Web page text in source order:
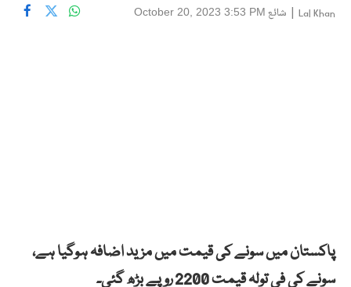
Lal Khan
| شائع October 20, 2023 3:53 PM
پاکستان میں سونے کی قیمت میں مزید اضافہ ہوگیا ہے،
سونے کی فی تولہ قیمت 2200 روپے بڑھ گئی۔